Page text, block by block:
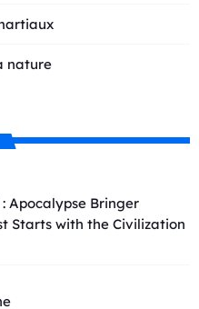
nature
Apocalypse Bringer
Starts with the Civilization